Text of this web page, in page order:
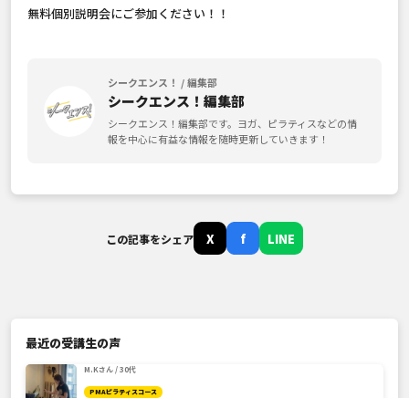
無料個別説明会にご参加ください！！
シークエンス！ / 編集部
シークエンス！編集部
シークエンス！編集部です。ヨガ、ピラティスなどの情
報を中心に有益な情報を随時更新していきます！
この記事をシェア X f LINE
最近の受講生の声
M.Kさん / 30代
PMAピラティスコース